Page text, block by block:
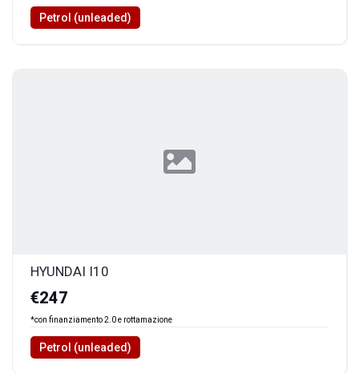
Petrol (unleaded)
HYUNDAI I10
€247
*con finanziamento 2.0 e rottamazione
Petrol (unleaded)